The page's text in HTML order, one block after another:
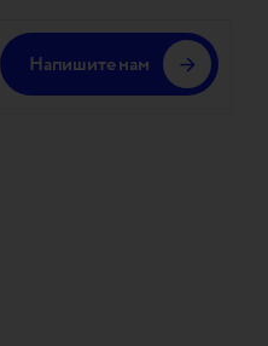
Напишите нам